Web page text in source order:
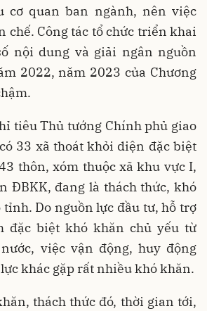
cơ quan ban ngành, nên việc
chế. Công tác tổ chức triển khai
nội dung và giải ngân nguồn
2022, năm 2023 của Chương
tiêu Thủ tướng Chính phủ giao
33 xã thoát khỏi diện đặc biệt
thôn, xóm thuộc xã khu vực I,
ĐBKK, đang là thách thức, khó
Do nguồn lực đầu tư, hỗ trợ
đặc biệt khó khăn chủ yếu từ
việc vận động, huy động
khác gặp rất nhiều khó khăn.
thách thức đó, thời gian tới,